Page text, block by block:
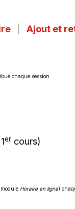
Ajout et
chaque session.
er cours)
Horaire en ligne)